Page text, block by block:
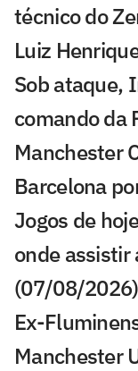
técnico do
Luiz
Sob ataque,
comando da
Manchester
Barcelona
Jogos de
onde assistir
(07/08/2026)
Ex-
Manchester